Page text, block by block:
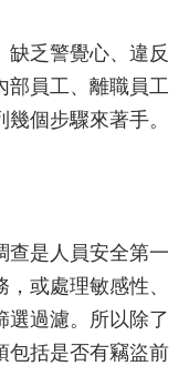
乏警覺心、違反
部員工、離職員工
個步驟來著手。
查是人員安全第一
或處理敏感性、
選過濾。所以除了
包括是否有竊盜前